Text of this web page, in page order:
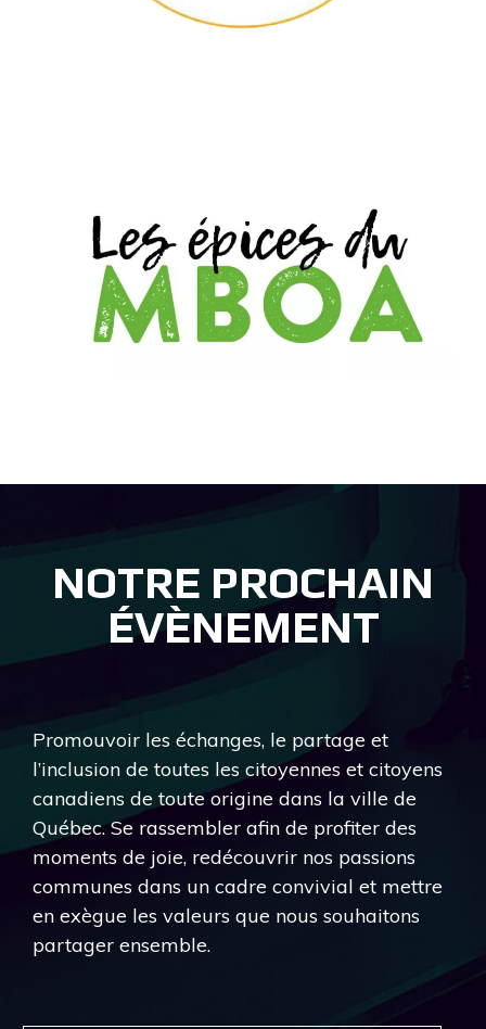
NOTRE PROCHAIN
ÉVÈNEMENT
Promouvoir les échanges, le partage et
l’inclusion de toutes les citoyennes et citoyens
canadiens de toute origine dans la ville de
Québec. Se rassembler afin de profiter des
moments de joie, redécouvrir nos passions
communes dans un cadre convivial et mettre
en exègue les valeurs que nous souhaitons
partager ensemble.